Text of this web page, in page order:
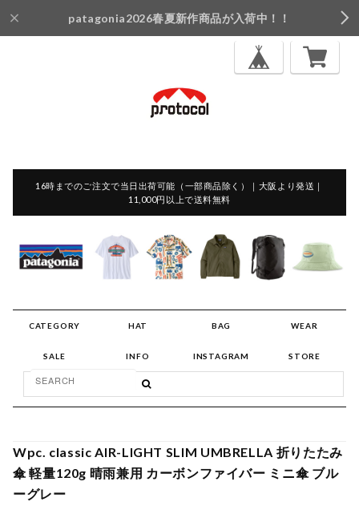
patagonia2026春夏新作商品が入荷中！！
16時までのご注文で当日出荷可能（一部商品除く）｜大阪より発送｜
11,000円以上で送料無料
CATEGORY HAT BAG WEAR
SALE INFO INSTAGRAM STORE
Wpc. classic AIR-LIGHT SLIM UMBRELLA 折りたたみ
傘 軽量120g 晴雨兼用 カーボンファイバー ミニ傘 ブル
ーグレー